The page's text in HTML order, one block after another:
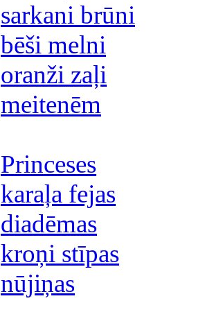
sarkani brūni
bēši melni
oranži zaļi
meitenēm
Princeses
karaļa fejas
diadēmas
kroņi stīpas
nūjiņas